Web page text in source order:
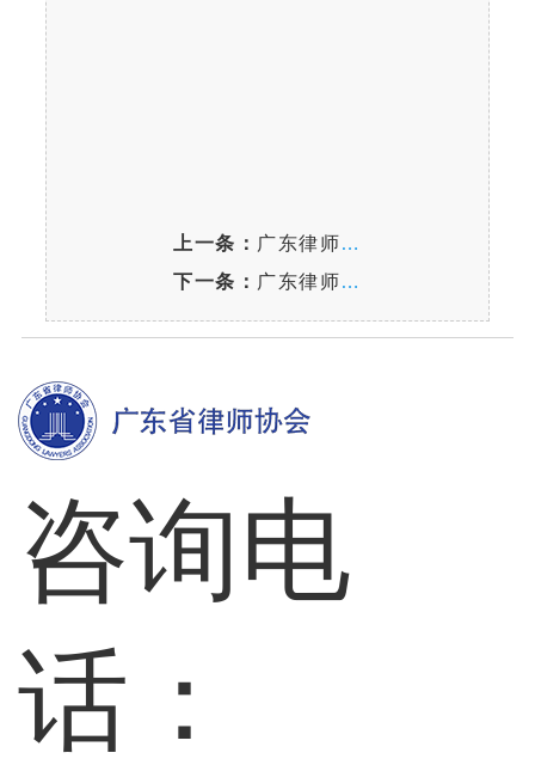
上一条： 广东律师40年 | 规范二手房
下一条： 广东律师40年 | 佛山首宗房
咨询电
话：